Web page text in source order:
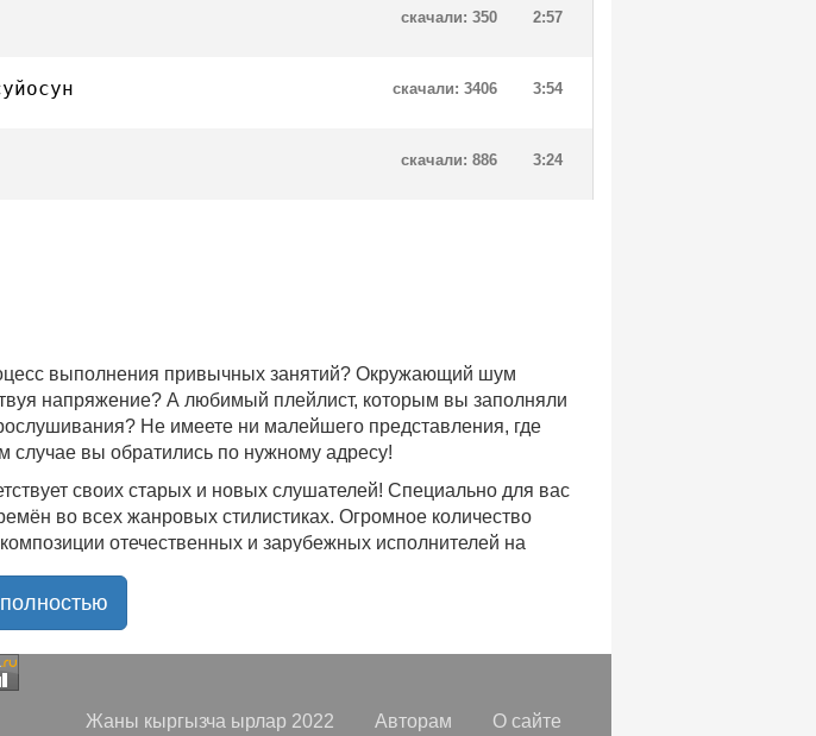
2:57
скачали: 350
3:54
скачали: 3406
3:24
скачали: 886
выполнения привычных занятий? Окружающий шум
напряжение? А любимый плейлист, которым вы заполняли
Не имеете ни малейшего представления, где
случае вы обратились по нужному адресу!
своих старых и новых слушателей! Специально для вас
во всех жанровых стилистиках. Огромное количество
отечественных и зарубежных исполнителей на
музыки в бесплатном доступе, с возможностью
и новые релизы этого года, хиты уходящих и нынешних годов,
ассортимент на любой вкус, и все это только на
подходит к созданию подборок, отбирая
самые лучшие
Жаны кыргызча ырлар 2022 Авторам О сайте